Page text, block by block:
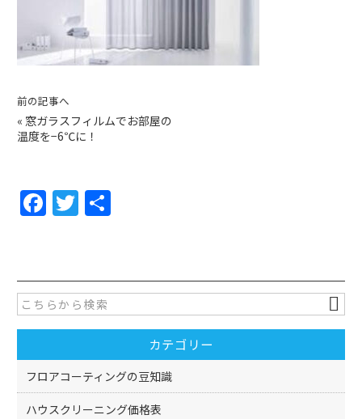
前の記事へ
« 窓ガラスフィルムでお部屋の
温度を−6℃に！
F
a
e
b
o
o
k
T
w
er
カテゴリー
フロアコーティングの豆知識
ハウスクリーニング価格表